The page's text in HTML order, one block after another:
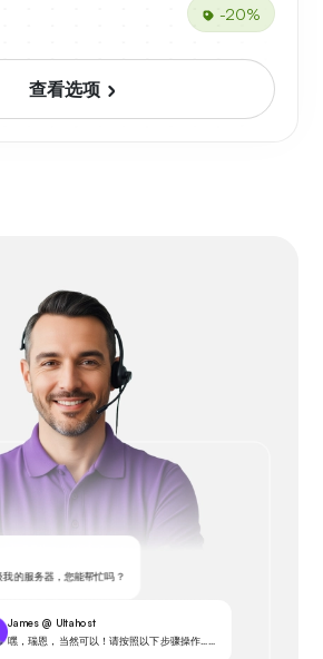
-20%
查看选项
我的服务器，您能帮忙吗？
James @ Ultahost
嘿，瑞恩，当然可以！请按照以下步骤操作……